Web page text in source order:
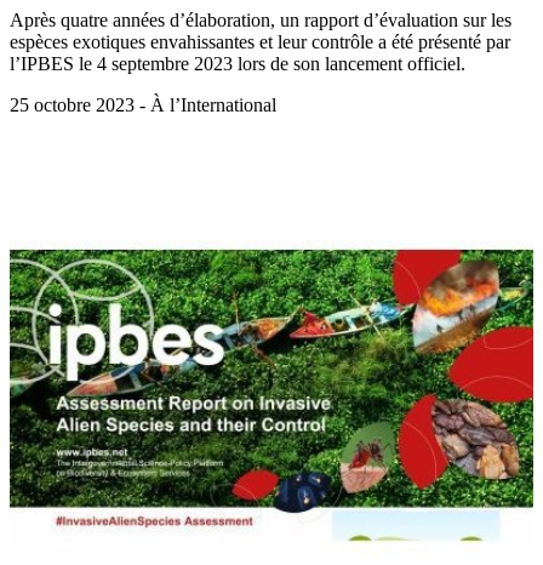
Après quatre années d’élaboration, un rapport d’évaluation sur les
espèces exotiques envahissantes et leur contrôle a été présenté par
l’IPBES le 4 septembre 2023 lors de son lancement officiel.
25 octobre 2023 - À l’International